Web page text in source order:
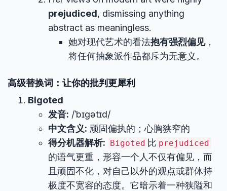
prejudiced, dismissing anything
abstract as meaningless.
她对现代艺术的看法抱有强烈偏见，
将任何抽象派作品都斥为无意义。
高级替换词：让你的批判更犀利
Bigoted
发音: /ˈbɪɡətɪd/
中文含义: 顽固偏执的；心胸狭窄的
得分机器解析: Bigoted 比 prejudiced
的语气更重，形容一个人不仅有偏见，而
且顽固不化，对自己以外的观点或群体持
极度不宽容的态度。它暗示着一种狭隘和